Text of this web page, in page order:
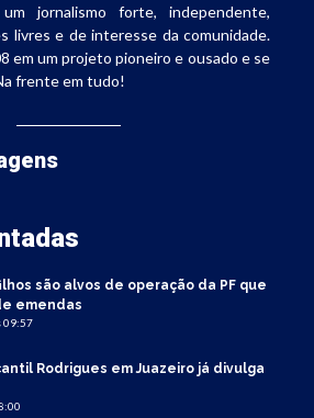
jornalismo forte, independente,
livres e de interesse da comunidade.
em um projeto pioneiro e ousado e se
frente em tudo!
são alvos de operação da PF que
emendas
09:57
Rodrigues em Juazeiro já divulga